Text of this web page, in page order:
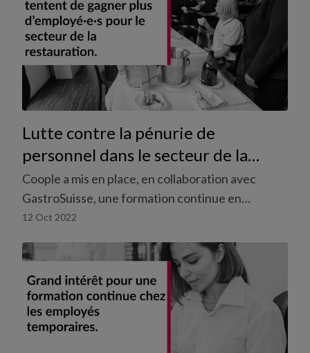
Lutte contre la pénurie de
personnel dans le secteur de la
restauration grâce à une formation
continue en restauration
Coople a mis en place, en collaboration avec
GastroSuisse, une formation continue en
restauration pour lutter contre la pénurie de
12 Oct 2022